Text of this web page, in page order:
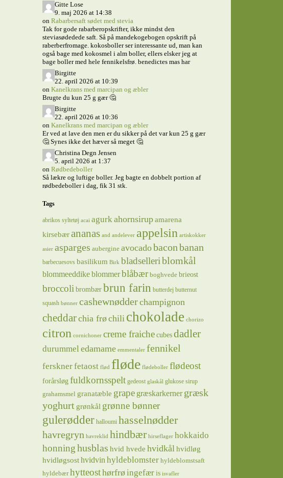
Gitte Lose
9. maj 2026 at 14:38
on Rabarbersaft sødet med stevia
Tak for gode rabarberopskrifter, ikke mindst den
steviasødedede saft. Så på mandekogebogen opskrift på
raberberfromage. kokosboller ser interessante ud, man kan
også bage med kokosmel i alm boller, ellers elsker jeg at
bage boller med hele fennikelsfrø. benedictes mas har
Birgitte
22. april 2026 at 10:39
on Kanelkrans med marcipan og æbler
Brugte du kun 25 g gær 🤔
Birgitte
22. april 2026 at 10:36
on Kanelkrans med marcipan og æbler
Er ved at lave den men er du sikker på det var kun 25 g gær
🤔 Synes ikke det hæver så meget 🤔
Christina Degn Jensen
5. april 2026 at 1:37
on Rødbedeboller
Så lækre og luftige boller. Jeg bagte en dobbelt portion af
rødbedeboller i dag, fik 31 stk.
Tags
abrikos syltetøj acai agurkahornsirup amarena
kirsebær ananas and andelever appelsin artiskokker
asier asparges aubergine avocadobaconbanan
barbecuesovs basilikum Birk bladselleriblomkål
blommeeddikeblommerblåbær boghvede brieost
broccoli brombær brun farin butterdej butternut
squash bønner cashewnødderchampignon
cheddarchia frøchili chokolade chorizo
citron cornichoner creme fraiche cubes dadler
durummeledamame emmentaler fennikel
fersknerfetaost flød fløde flødeboller flødeost
forårsløg fuldkornsspelt gedeost glaskål glukose sirup
grahamsmel granatæble grape græskarkerner græsk
yoghurt grønkål grønne bønner
gulerødder halloumi hasselnødder
havregryn havreklid hindbær hirseflager hokkaido
honninghusblas hvid hvede hvidkål hvidløg
hvidløgsost hvidvin hyldeblomster hyldeblomstsaft
hyldebær hytteosthørfrøingefær is isvafler